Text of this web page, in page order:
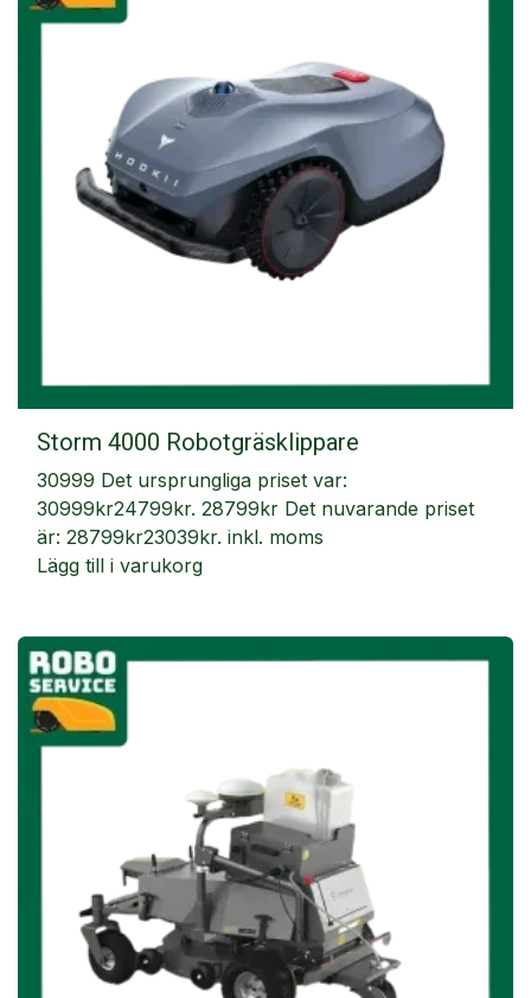
Storm 4000 Robotgräsklippare
30999 Det ursprungliga priset var:
30999kr24799kr. 28799kr Det nuvarande priset
är: 28799kr23039kr. inkl. moms
Lägg till i varukorg